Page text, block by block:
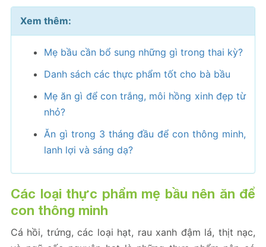
Xem thêm:
Mẹ bầu cần bổ sung những gì trong thai kỳ?
Danh sách các thực phẩm tốt cho bà bầu
Mẹ ăn gì để con trắng, môi hồng xinh đẹp từ
nhỏ?
Ăn gì trong 3 tháng đầu để con thông minh,
lanh lợi và sáng dạ?
Các loại thực phẩm mẹ bầu nên ăn để
con thông minh
Cá hồi, trứng, các loại hạt, rau xanh đậm lá, thịt nạc,